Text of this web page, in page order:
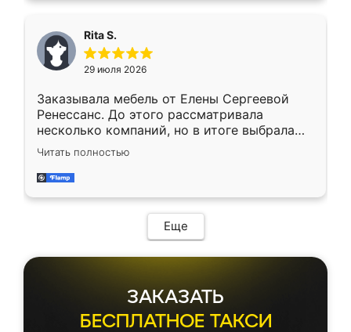
каких-либо доработок. Качеством осталась
довольна, все выглядит так, как и ожидала.
Rita S.
29 июля 2026
Заказывала мебель от Елены Сергеевой
Ренессанс. До этого рассматривала
несколько компаний, но в итоге выбрала
эту. Сначала обговорили условия, потом
приехал замерщик, всё спокойно объяснил
и снял размеры. Изготовили в срок, с
мебель сразу встала на свое место без
каких-либо доработок. Качеством осталась
довольна, все выглядит так, как и ожидала.
Читать полностью
Еще
ЗАКАЗАТЬ
БЕСПЛАТНОЕ ТАКСИ